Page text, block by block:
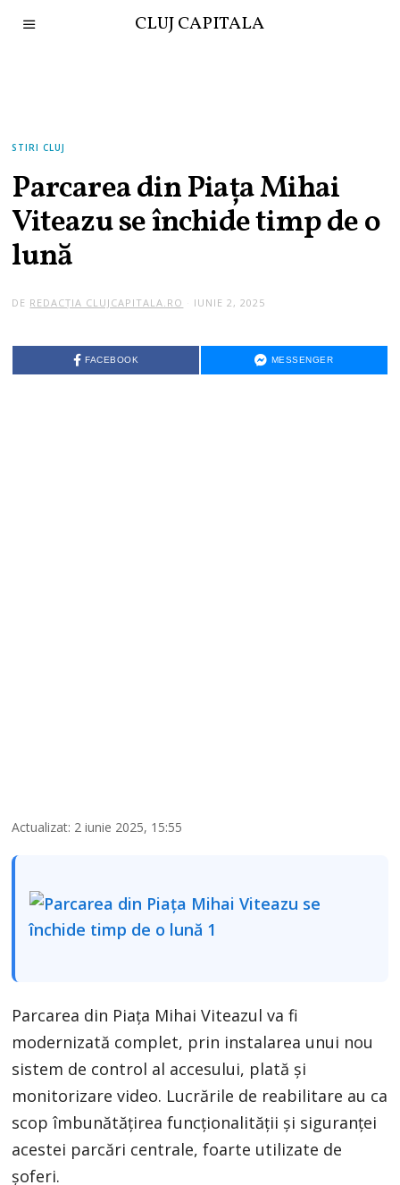
CLUJ CAPITALA
STIRI CLUJ
Parcarea din Piața Mihai
Viteazu se închide timp de o
lună
DE REDACȚIA CLUJCAPITALA.RO IUNIE 2, 2025
FACEBOOK MESSENGER
Actualizat: 2 iunie 2025, 15:55
Parcarea din Piața Mihai Viteazul va fi
modernizată complet, prin instalarea unui nou
sistem de control al accesului, plată și
monitorizare video. Lucrările de reabilitare au ca
scop îmbunătățirea funcționalității și siguranței
acestei parcări centrale, foarte utilizate de
șoferi.